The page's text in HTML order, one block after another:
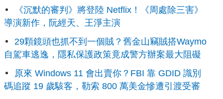
《沉默的審判》將登陸 Netflix！《周處除三害》
導演新作，阮經天、王淨主演
29顆鏡頭也抓不到一個賊？舊金山竊賊搭Waymo
自駕車逃逸，隱私保護政策竟成警方辦案最大阻礙
原來 Windows 11 會出賣你？FBI 靠 GDID 識別
碼追蹤 19 歲駭客，勒索 800 萬美金慘遭引渡受審